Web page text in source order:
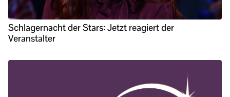
Schlagernacht der Stars: Jetzt reagiert der
Veranstalter